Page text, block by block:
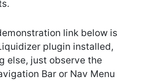
link below is
plugin installed,
else, just observe the
Bar or Nav Menu